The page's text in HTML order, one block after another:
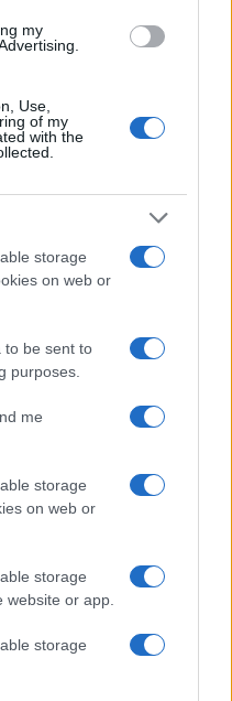
my
Use,
of my
with the
storage
on web or
to be sent to
purposes.
me
storage
on web or
storage
website or app.
storage
so izboljšati bivalno
in zagotoviti
na podlagi sanacijskih
škode in s tem
občine Slovenj
in pobudami
s
zakonika je
javno spodbujanje